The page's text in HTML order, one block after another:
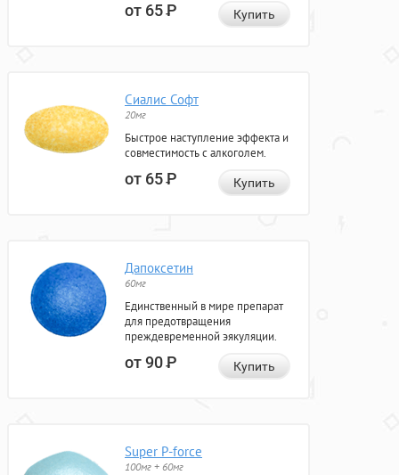
от 65Р Купить
Сиалис Софт
20мг
Быстрое наступление эффекта и
совместимость с алкоголем.
от 65Р Купить
Дапоксетин
60мг
Единственный в мире препарат
для предотвращения
преждевременной эякуляции.
от 90Р Купить
Super P-force
100мг + 60мг